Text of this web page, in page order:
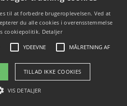
til at forbedre brugeroplevelsen. Ved at
du alle cookies i overensstemmelse
cookiepolitik. Detaljer
YDEEVNE MÅLRETNING AF
TILLAD IKKE COOKIES
VIS DETALJER